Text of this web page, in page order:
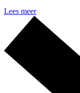
Lees meer